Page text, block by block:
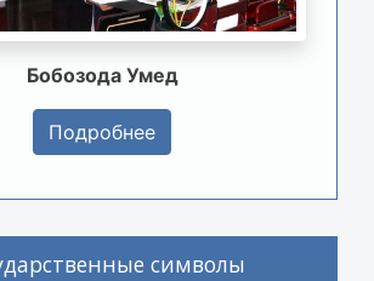
Бобозода Умед
Подробнее
символы